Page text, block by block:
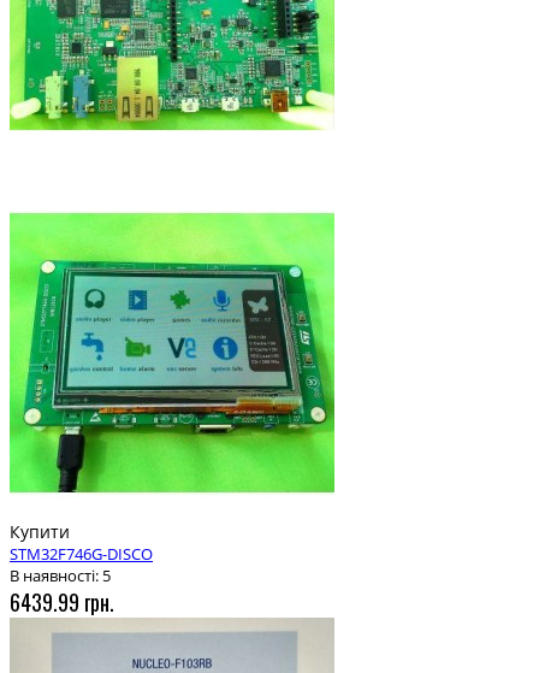
Купити
STM32F746G-DISCO
В наявності: 5
6439.99 грн.